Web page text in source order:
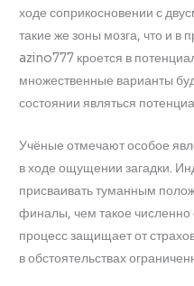
ходе соприкосновении с
такие же зоны мозга, что и в
azino777 кроется в
множественные варианты
состоянии являться
Учёные отмечают особое
в ходе ощущении загадки.
присваивать туманным
финалы, чем такое
процесс защищает от
в обстоятельствах